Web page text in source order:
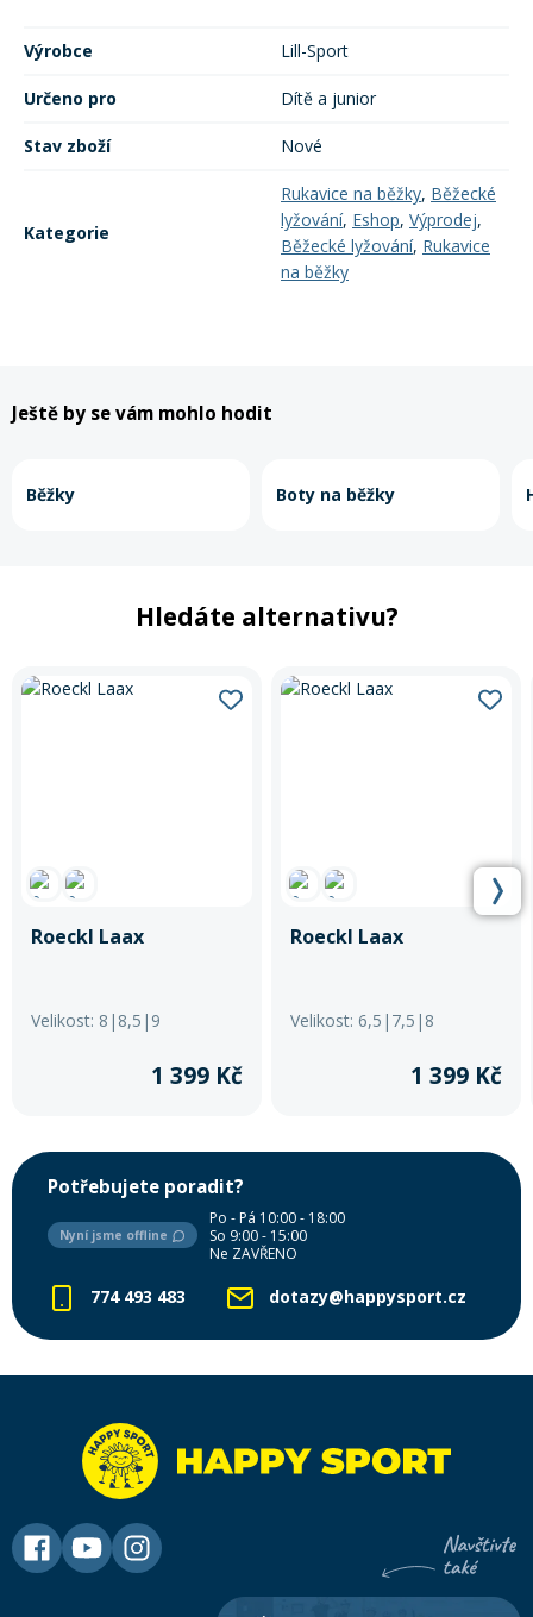
Rukavice na kolo
Výrobce Lill-Sport
Určeno pro Dítě a junior
Stav zboží Nové
Kategorie
Rukavice na běžky, Běžecké
lyžování, Eshop, Výprodej,
Běžecké lyžování, Rukavice
na běžky
Ještě by se vám mohlo hodit
Běžky Boty na běžky
Hledáte alternativu?
Roeckl Laax
Velikost: 8|8,5|9
1 399 Kč
Roeckl Laax
Velikost: 6,5|7,5|8
1 399 Kč
Potřebujete poradit?
Nyní jsme offline
Po - Pá 10:00 - 18:00
So 9:00 - 15:00
Ne ZAVŘENO
774 493 483 dotazy@happysport.cz